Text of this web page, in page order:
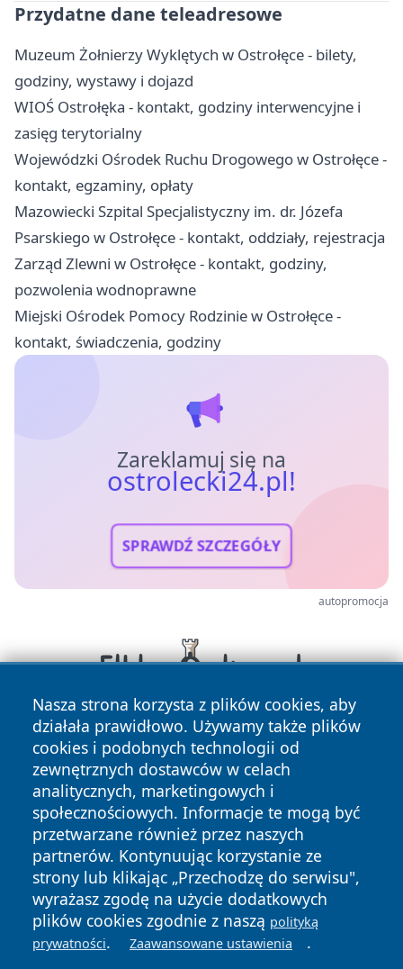
Przydatne dane teleadresowe
Muzeum Żołnierzy Wyklętych w Ostrołęce - bilety,
godziny, wystawy i dojazd
WIOŚ Ostrołęka - kontakt, godziny interwencyjne i
zasięg terytorialny
Wojewódzki Ośrodek Ruchu Drogowego w Ostrołęce -
kontakt, egzaminy, opłaty
Mazowiecki Szpital Specjalistyczny im. dr. Józefa
Psarskiego w Ostrołęce - kontakt, oddziały, rejestracja
Zarząd Zlewni w Ostrołęce - kontakt, godziny,
pozwolenia wodnoprawne
Miejski Ośrodek Pomocy Rodzinie w Ostrołęce -
kontakt, świadczenia, godziny
Zareklamuj się na
ostrolecki24.pl!
SPRAWDŹ SZCZEGÓŁY
autopromocja
Nasza strona korzysta z plików cookies, aby
działała prawidłowo. Używamy także plików
cookies i podobnych technologii od
zewnętrznych dostawców w celach
analitycznych, marketingowych i
społecznościowych. Informacje te mogą być
przetwarzane również przez naszych
partnerów. Kontynuując korzystanie ze
strony lub klikając „Przechodzę do serwisu",
wyrażasz zgodę na użycie dodatkowych
plików cookies zgodnie z naszą polityką
prywatności. Zaawansowane ustawienia .
Copyright © 2026 ostrolecki24.pl Wszystkie prawa
zastrzeżone.
News Autorzy
Polityka
Prywatności
Polityka
Cookies